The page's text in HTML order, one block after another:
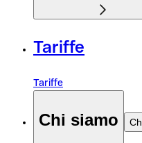
Tariffe
Tariffe
Chi siamo